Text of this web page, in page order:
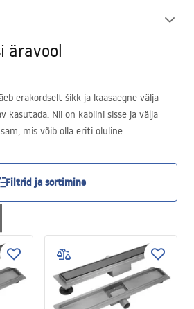
äravool
erakordselt šikk ja kaasaegne välja
kasutada. Nii on kabiini sisse ja välja
mis võib olla eriti oluline
takistab põranda üleujutamist ja
selles peidetud. Sellised elemendid
poolest, mis võimaldavad neid
jaoks, vaid ka välimuse poolest. Tänu
täiendada ruumi kujundust, lisades
Filtrid ja sortimine